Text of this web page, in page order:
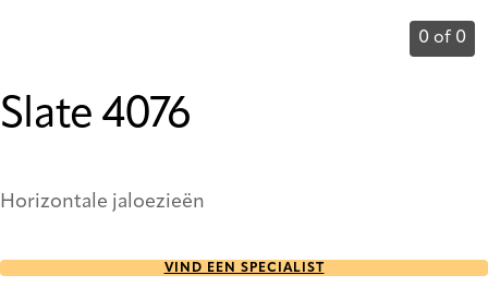
0 of 0
Slate 4076
Horizontale jaloezieën
VIND EEN SPECIALIST